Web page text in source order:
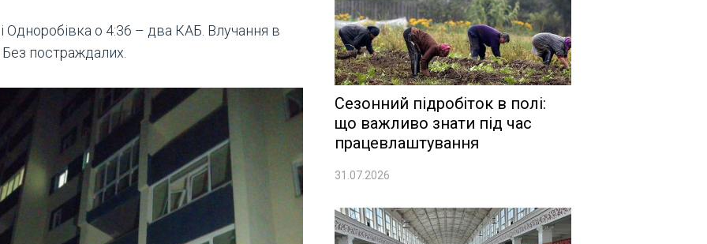
Одноробівка о 4:36 – два КАБ. Влучання в
Без постраждалих.
Сезонний підробіток в полі:
що важливо знати під час
працевлаштування
31.07.2026